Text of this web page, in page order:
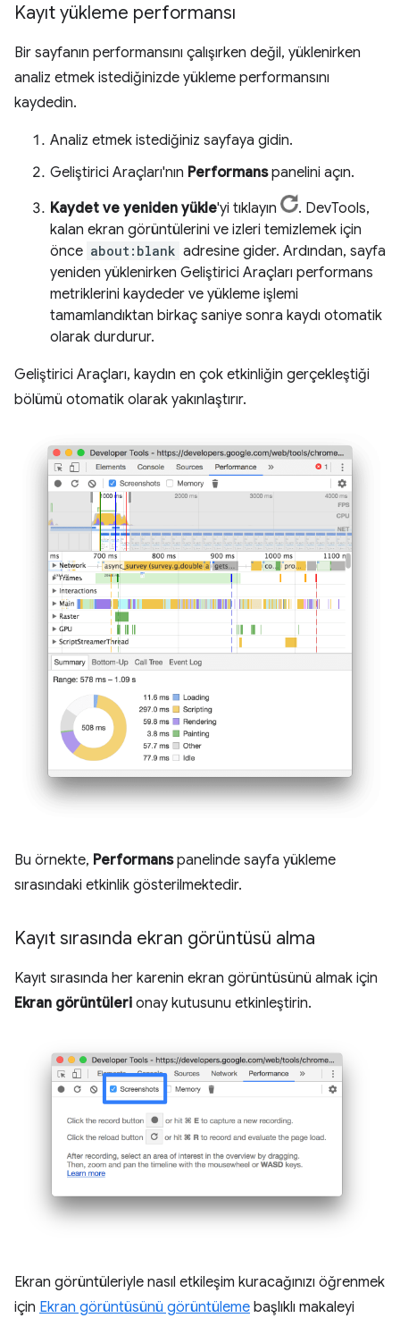
Kayıt yükleme performansı
Bir sayfanın performansını çalışırken değil, yüklenirken
analiz etmek istediğinizde yükleme performansını
kaydedin.
Analiz etmek istediğiniz sayfaya gidin.
Geliştirici Araçları'nın Performanspanelini açın.
Kaydet ve yeniden yükle'yi tıklayın
. DevTools,
kalan ekran görüntülerini ve izleri temizlemek için
önce about:blank adresine gider. Ardından, sayfa
yeniden yüklenirken Geliştirici Araçları performans
metriklerini kaydeder ve yükleme işlemi
tamamlandıktan birkaç saniye sonra kaydı otomatik
olarak durdurur.
Geliştirici Araçları, kaydın en çok etkinliğin gerçekleştiği
bölümü otomatik olarak yakınlaştırır.
Bu örnekte, Performanspanelinde sayfa yükleme
sırasındaki etkinlik gösterilmektedir.
Kayıt sırasında ekran görüntüsü alma
Kayıt sırasında her karenin ekran görüntüsünü almak için
Ekran görüntüleri onay kutusunu etkinleştirin.
Ekran görüntüleriyle nasıl etkileşim kuracağınızı öğrenmek
için Ekran görüntüsünü görüntüleme başlıklı makaleyi